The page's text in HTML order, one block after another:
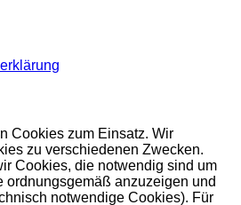
Cookies zum Einsatz. Wir
zu verschiedenen Zwecken.
Cookies, die notwendig sind um
ordnungsgemäß anzuzeigen und
notwendige Cookies). Für